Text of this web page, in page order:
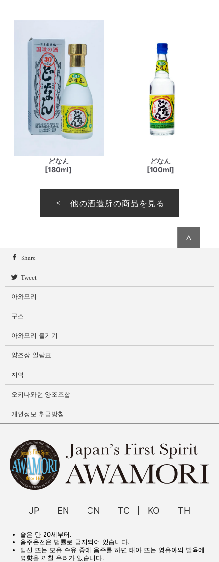
どなん
[180ml]
どなん
[100ml]
他の酒造所の商品を見る
∧
Share
Tweet
아와모리
구스
아와모리 즐기기
양조장 일람표
지역
오키나와현 양조조합
개인정보 취급방침
JP EN CN TC KO TH
술은 만 20세부터.
음주운전은 법률로 금지되어 있습니다.
임신 또는 모유 수유 중에 음주를 하면 태아 또는 영유아의 발육에
영향을 끼칠 우려가 있습니다.